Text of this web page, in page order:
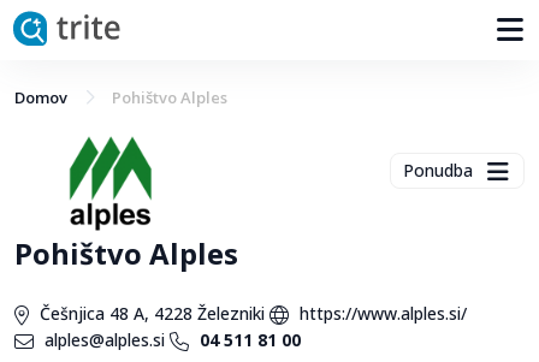
Domov Pohištvo Alples
Ponudba
Pohištvo Alples
Češnjica 48 A, 4228 Železniki
https://www.alples.si/
alples@alples.si
04 511 81 00